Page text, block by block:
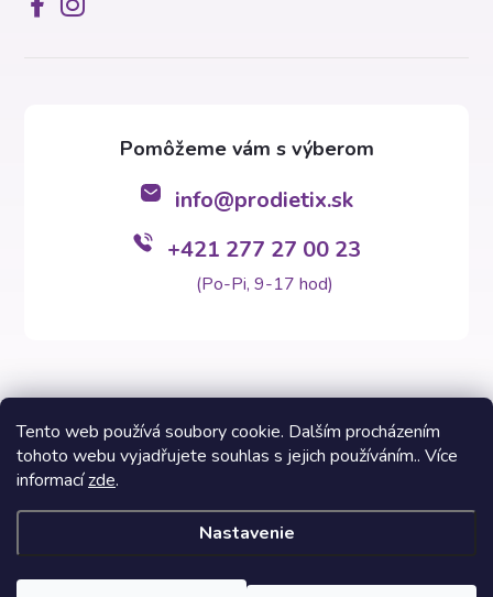
Tento web používá soubory cookie. Dalším procházením
tohoto webu vyjadřujete souhlas s jejich používáním.. Více
informacízde.
Nastavenie
info@prodietix.sk
+421 277 27 00 23
(Po-Pi, 9-17 hod)
Vytvoril Shoptet Premium
Copyright 2026 Prodietix e-shop . Všetky práva vyhradené.
odborný lekársky posudok. Výsledky Prodietix diét sa môžu líšiť a